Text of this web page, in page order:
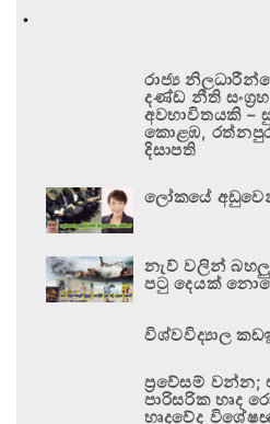
.
රාජ්‍ය
දණ්ඩ නීති
අවභාවිතයකි
කොළඹ,
දිසාපති
ලෝකයේ
නැව් වලින්
පටු දෙයක්
විශ්වවිද්‍යාල
ප්‍රවේසම්
පාරිසරික හෘද
හෘදවේද